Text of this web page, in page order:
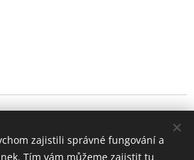
Webnode Cookies
zajistili správné fungování a
Tím vám můžeme zajistit tu